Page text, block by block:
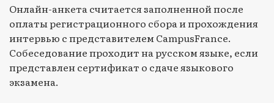
Онлайн-анкета считается заполненной после
оплаты регистрационного сбора и прохождения
интервью с представителем CampusFrance.
Собеседование проходит на русском языке, если
представлен сертификат о сдаче языкового
экзамена.